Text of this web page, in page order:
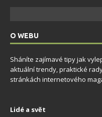
O WEBU
Sháníte zajímavé tipy jak
aktuální trendy, praktické
stránkách internetového
Lidé a svět